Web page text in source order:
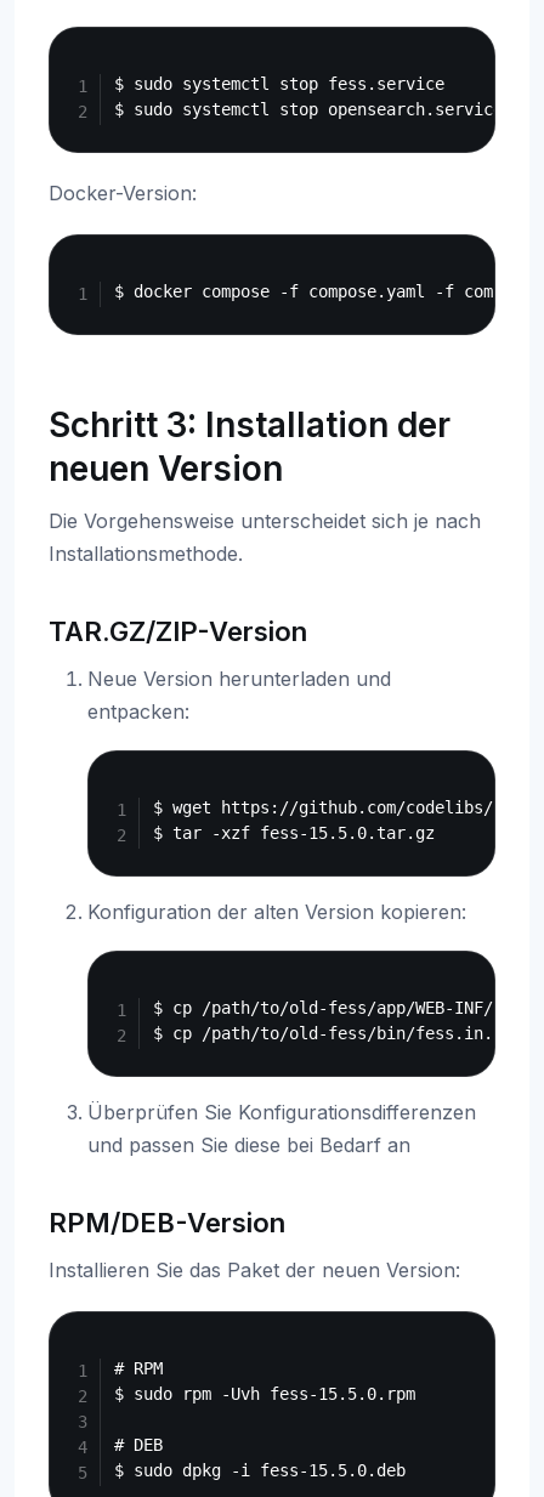
$ sudo systemctl stop fess.service
Docker-Version:
Schritt 3: Installation der
neuen Version
Die Vorgehensweise unterscheidet sich je nach
Installationsmethode.
TAR.GZ/ZIP-Version
Neue Version herunterladen und
entpacken:
$ wget https://github.com/codelibs/
Konfiguration der alten Version kopieren:
$ cp /path/to/old-fess/app/WEB-INF/
Überprüfen Sie Konfigurationsdifferenzen
und passen Sie diese bei Bedarf an
RPM/DEB-Version
Installieren Sie das Paket der neuen Version:
# RPM
$ sudo rpm -Uvh fess-15.5.0.rpm
# DEB